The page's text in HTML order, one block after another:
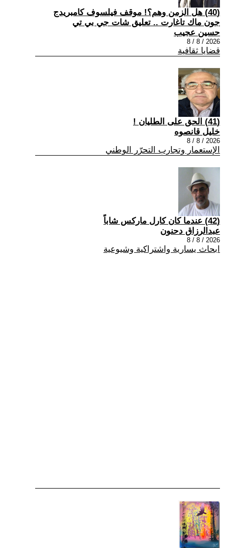
(40) هل الزمن وهم؟! موقف فيلسوف كامبريدج
جون ماك تاغارت .. تعليق شات جي بي تي
حسين عجيب
2026 / 8 / 8
قضايا ثقافية
(41) الحق على الطليان !
خليل قانصوه
2026 / 8 / 8
الإستعمار وتجارب التحرّر الوطني
(42) عندما كان كارل ماركس شاباً
عبدالرزاق دحنون
2026 / 8 / 8
ابحاث يسارية واشتراكية وشيوعية